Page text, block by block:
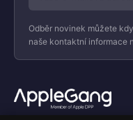
Odběr novinek můžete
naše kontaktní informace